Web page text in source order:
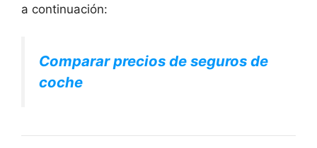
a continuación:
Comparar precios de seguros de
coche